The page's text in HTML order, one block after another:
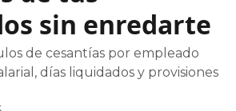
sin enredarte
de cesantías por empleado
días liquidados y provisiones